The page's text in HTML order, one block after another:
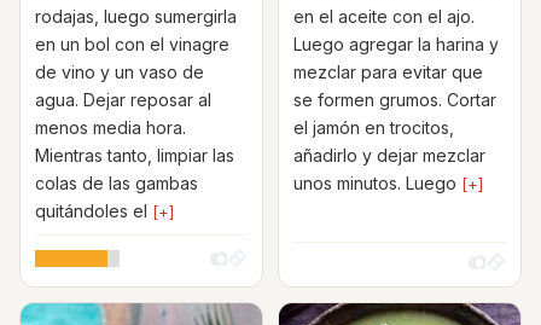
rodajas, luego sumergirla
en un bol con el vinagre
de vino y un vaso de
agua. Dejar reposar al
menos media hora.
Mientras tanto, limpiar las
colas de las gambas
quitándoles el [+]
en el aceite con el ajo.
Luego agregar la harina y
mezclar para evitar que
se formen grumos. Cortar
el jamón en trocitos,
añadirlo y dejar mezclar
unos minutos. Luego [+]